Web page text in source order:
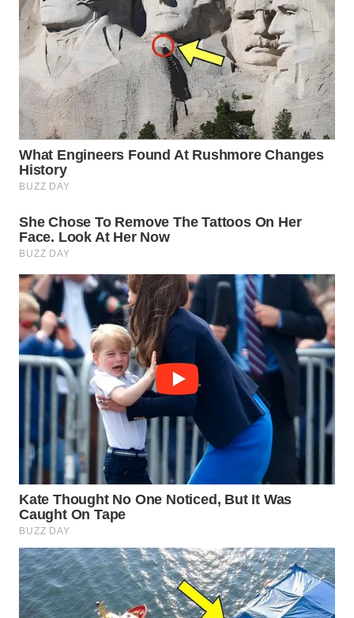
TINGGI
WN
PAKPAK
WN
KARAWANG
WN
BEKASI
WN
BOGOR
WN
DEPOK
WN
TAPANULI
UTARA
WN
SAMOSIR
PADANG
LAWAS
WN
SUMEDANG
WN